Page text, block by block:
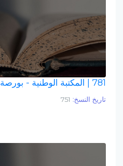
781 | المكتبة الوطنية - بورصة
تاريخ النسخ: